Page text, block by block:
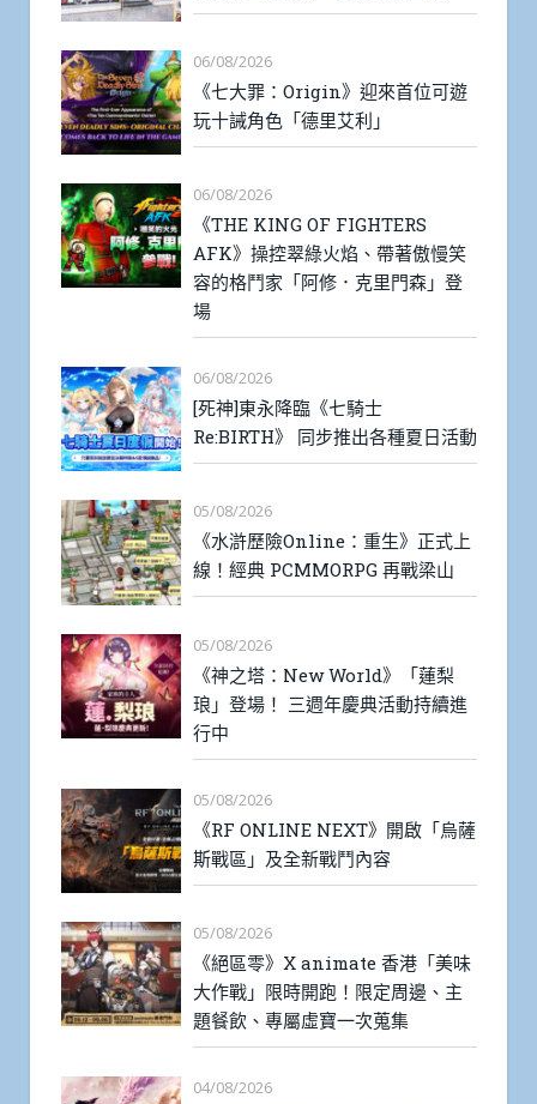
06/08/2026
《七大罪：Origin》迎來首位可遊
玩十誡角色「德里艾利」
06/08/2026
《THE KING OF FIGHTERS
AFK》操控翠綠火焰、帶著傲慢笑
容的格鬥家「阿修．克里門森」登
場
06/08/2026
[死神]東永降臨《七騎士
Re:BIRTH》 同步推出各種夏日活動
05/08/2026
《水滸歷險Online：重生》正式上
線！經典 PCMMORPG 再戰梁山
05/08/2026
《神之塔：New World》「蓮梨
琅」登場！ 三週年慶典活動持續進
行中
05/08/2026
《RF ONLINE NEXT》開啟「烏薩
斯戰區」及全新戰鬥內容
05/08/2026
《絕區零》X animate 香港「美味
大作戰」限時開跑！限定周邊、主
題餐飲、專屬虛寶一次蒐集
04/08/2026